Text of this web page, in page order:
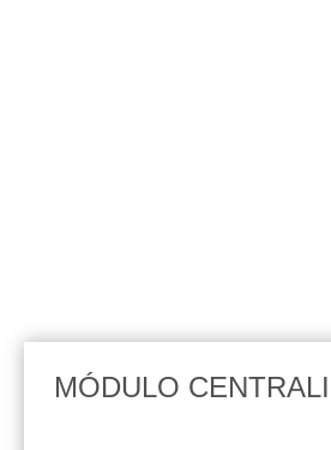
MÓDULO